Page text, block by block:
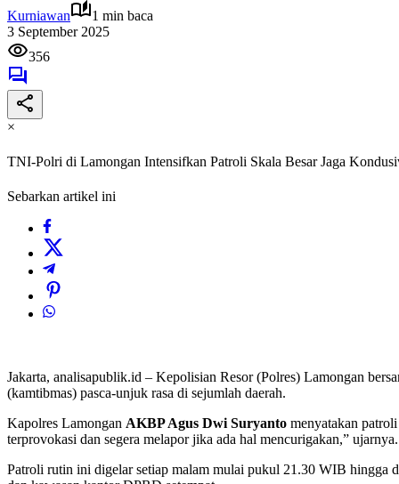
Kurniawan
1 min baca
3 September 2025
356
×
TNI-Polri di Lamongan Intensifkan Patroli Skala Besar Jaga
Sebarkan artikel ini
​Jakarta, analisapublik.id – Kepolisian Resor (Polres) Lamongan
(kamtibmas) pasca-unjuk rasa di sejumlah daerah.
​Kapolres Lamongan AKBP Agus Dwi Suryanto menyatakan
terprovokasi dan segera melapor jika ada hal mencurigakan,” ujarnya.
​Patroli rutin ini digelar setiap malam mulai pukul 21.30 WIB hingga